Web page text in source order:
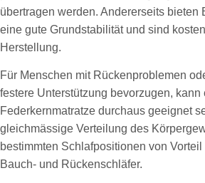
übertragen werden. Andererseits bieten
eine gute Grundstabilität und sind
Herstellung.
Für Menschen mit Rückenproblemen
festere Unterstützung bevorzugen,
Federkernmatratze durchaus geeignet
gleichmässige Verteilung des
bestimmten Schlafpositionen von
Bauch- und Rückenschläfer.